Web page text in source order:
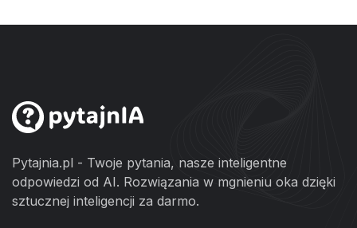
Pytajnia.pl - Twoje pytania, nasze inteligentne
odpowiedzi od AI. Rozwiązania w mgnieniu oka dzięki
sztucznej inteligencji za darmo.